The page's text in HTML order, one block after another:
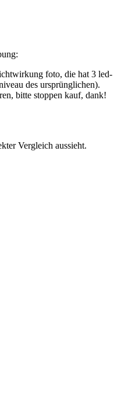
foto, die hat 3 led-
des ursprünglichen).
bitte stoppen kauf, dank!
Vergleich aussieht.